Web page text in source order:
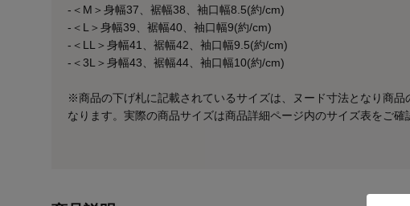
-＜M＞身幅37、裾幅38、袖口幅8.5(約/cm)
-＜L＞身幅39、裾幅40、袖口幅9(約/cm)
-＜LL＞身幅41、裾幅42、袖口幅9.5(約/cm)
-＜3L＞身幅43、裾幅44、袖口幅10(約/cm)
※商品の下げ札に記載されているサイズは、ヌード寸法となり商品
なります。実際の商品サイズは商品詳細ページ内のサイズ表をご確